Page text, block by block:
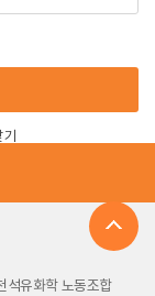
석유화학 노동조합